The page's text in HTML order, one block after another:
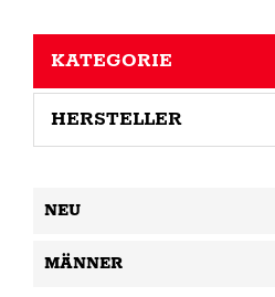
KATEGORIE
HERSTELLER
NEU
MÄNNER